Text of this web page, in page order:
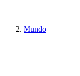
Mundo